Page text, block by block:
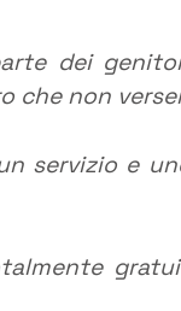
dei
che non
servizio e